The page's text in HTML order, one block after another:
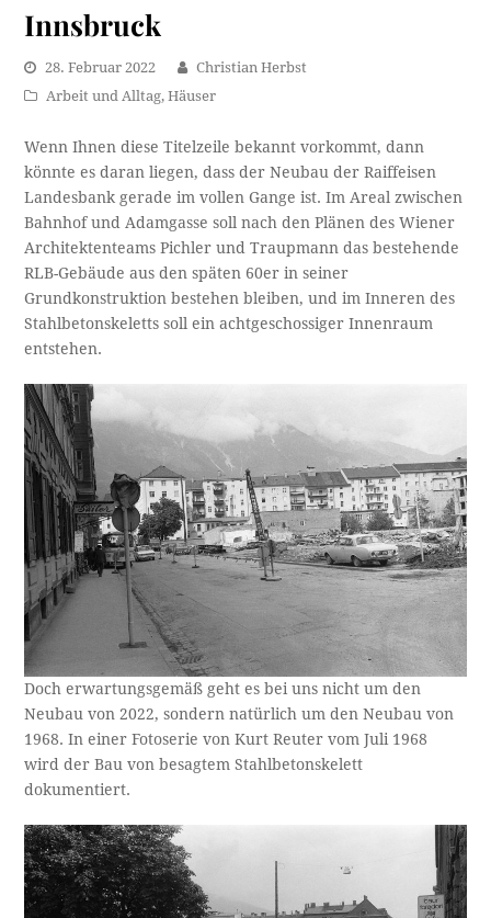
Innsbruck
28. Februar 2022
Christian Herbst
Arbeit und Alltag,Häuser
Wenn Ihnen diese Titelzeile bekannt vorkommt, dann
könnte es daran liegen, dass der Neubau der Raiffeisen
Landesbank gerade im vollen Gange ist. Im Areal zwischen
Bahnhof und Adamgasse soll nach den Plänen des Wiener
Architektenteams Pichler und Traupmann das bestehende
RLB-Gebäude aus den späten 60er in seiner
Grundkonstruktion bestehen bleiben, und im Inneren des
Stahlbetonskeletts soll ein achtgeschossiger Innenraum
entstehen.
Doch erwartungsgemäß geht es bei uns nicht um den
Neubau von 2022, sondern natürlich um den Neubau von
1968. In einer Fotoserie von Kurt Reuter vom Juli 1968
wird der Bau von besagtem Stahlbetonskelett
dokumentiert.